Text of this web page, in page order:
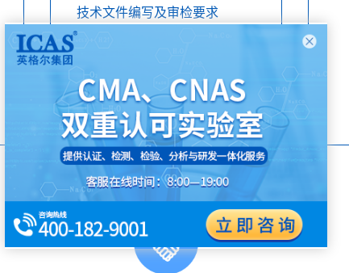
技术文件编写及审检要求
13485体系
GMP体系